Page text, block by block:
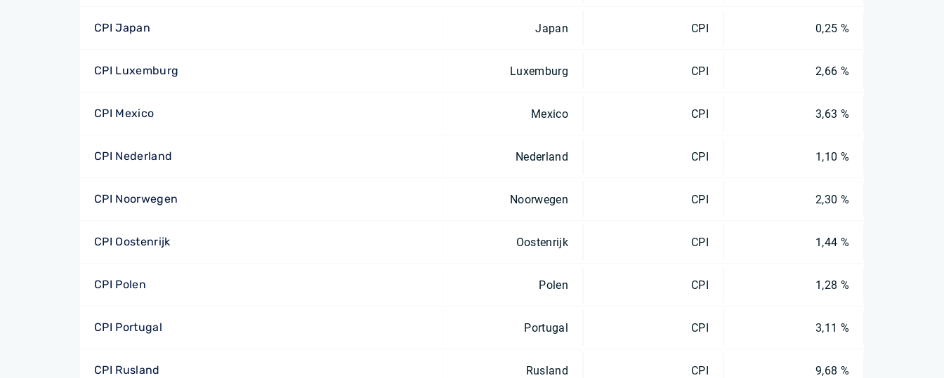
CPI Japan Japan CPI 0,25 %
CPI Luxemburg Luxemburg CPI 2,66 %
CPI Mexico Mexico CPI 3,63 %
CPI Nederland Nederland CPI 1,10 %
CPI Noorwegen Noorwegen CPI 2,30 %
CPI Oostenrijk Oostenrijk CPI 1,44 %
CPI Polen Polen CPI 1,28 %
CPI Portugal Portugal CPI 3,11 %
CPI Rusland Rusland CPI 9,68 %